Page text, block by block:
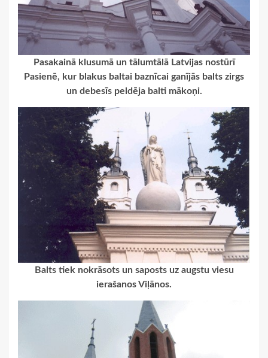
Pasakainā klusumā un tālumtālā Latvijas nostūrī
Pasienē, kur blakus baltai baznīcai ganījās balts zirgs
un debesīs peldēja balti mākoņi.
Balts tiek nokrāsots un saposts uz augstu viesu
ierašanos Viļānos.